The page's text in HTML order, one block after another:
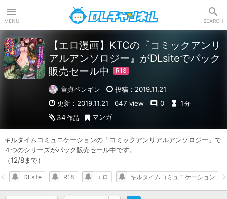
MENU SEARCH
【エロ漫画】KTCの『コミックアンリ
アルアンソロジー』がDLsiteでパック
販売セール中
童貞ペンギン
投稿：2019.11.21
更新：2019.11.21
647 view 0 1 分
34 作品 マンガ
キルタイムコミュニケーションの「コミックアンリアルアンソロジー」で
４つのシリーズがパック販売セール中です。
（12/8まで）
DLsite R18 エロ キルタイムコミュニケーション